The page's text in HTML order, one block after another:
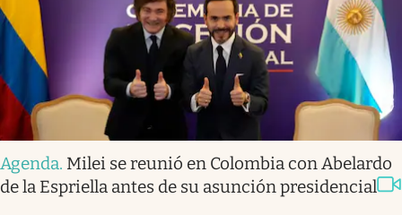
Agenda. Milei se reunió en Colombia con Abelardo
de la Espriella antes de su asunción presidencial